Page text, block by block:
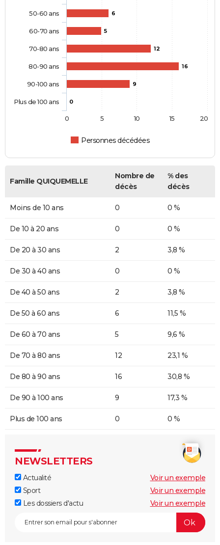
6
5
12
16
9
0
Personnes décédées
50-60 ans
60-70 ans
70-80 ans
80-90 ans
90-100 ans
Plus de 100 ans
0 5 10 15 20
Famille QUIQUEMELLE
Nombre de
décès
% des
décès
Moins de 10 ans 0 0 %
De 10 à 20 ans 0 0 %
De 20 à 30 ans 2 3,8 %
De 30 à 40 ans 0 0 %
De 40 à 50 ans 2 3,8 %
De 50 à 60 ans 6 11,5 %
De 60 à 70 ans 5 9,6 %
De 70 à 80 ans 12 23,1 %
De 80 à 90 ans 16 30,8 %
De 90 à 100 ans 9 17,3 %
Plus de 100 ans 0 0 %
NEWSLETTERS
Actualité
Voir un exemple
Sport
Voir un exemple
Les dossiers d'actu
Voir un exemple